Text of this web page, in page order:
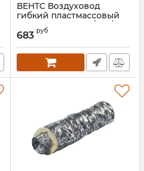
ВЕНТС Воздуховод
гибкий пластмассовый
Поливент 605М0/254/10
Артикул:
683 руб